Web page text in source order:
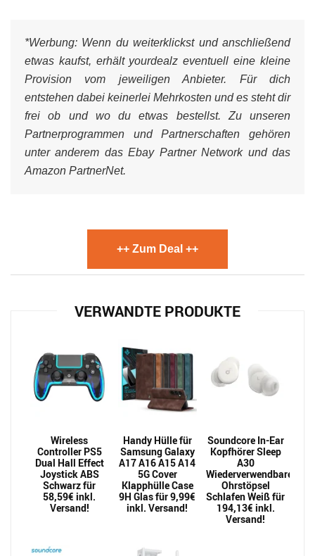
*Werbung: Wenn du weiterklickst und anschließend
etwas kaufst, erhält yourdealz eventuell eine kleine
Provision vom jeweiligen Anbieter. Für dich
entstehen dabei keinerlei Mehrkosten und es steht dir
frei ob und wo du etwas bestellst. Zu unseren
Partnerprogrammen und Partnerschaften gehören
unter anderem das Ebay Partner Network und das
Amazon PartnerNet.
++ Zum Deal ++
VERWANDTE PRODUKTE
Wireless
Controller PS5
Dual Hall Effect
Joystick ABS
Schwarz für
58,59€ inkl.
Versand!
Handy Hülle für
Samsung Galaxy
A17 A16 A15 A14
5G Cover
Klapphülle Case
9H Glas für 9,99€
inkl. Versand!
Soundcore In-Ear
Kopfhörer Sleep
A30
Wiederverwendbarer
Ohrstöpsel
Schlafen Weiß für
194,13€ inkl.
Versand!